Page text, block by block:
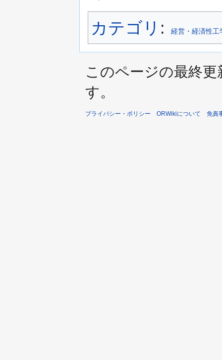
カテゴリ : 経営・経済性工
このページの最終
す。
プライバシー・ポリシー ORWikiについて 免責